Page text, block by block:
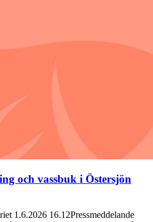
och vassbuk i Östersjön
1.6.2026 16.12Pressmeddelande